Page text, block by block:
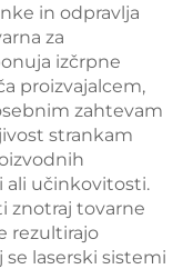
in odpravlja
za
izčrpne
proizvajalcem,
zahtevam
strankam
ali učinkovitosti.
znotraj tovarne
rezultirajo
se laserski sistemi